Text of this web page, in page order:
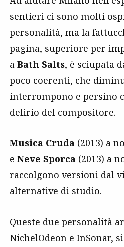
sentieri ci sono molti
personalità, ma la
pagina, superiore per
a Bath Salts, è sciupata
poco coerenti, che
interrompono e persino
delirio del compositore.
Musica Cruda (2013) a
e Neve Sporca (2013) a
raccolgono versioni dal
alternative di studio.
Queste due personalità
NichelOdeon e InSonar,